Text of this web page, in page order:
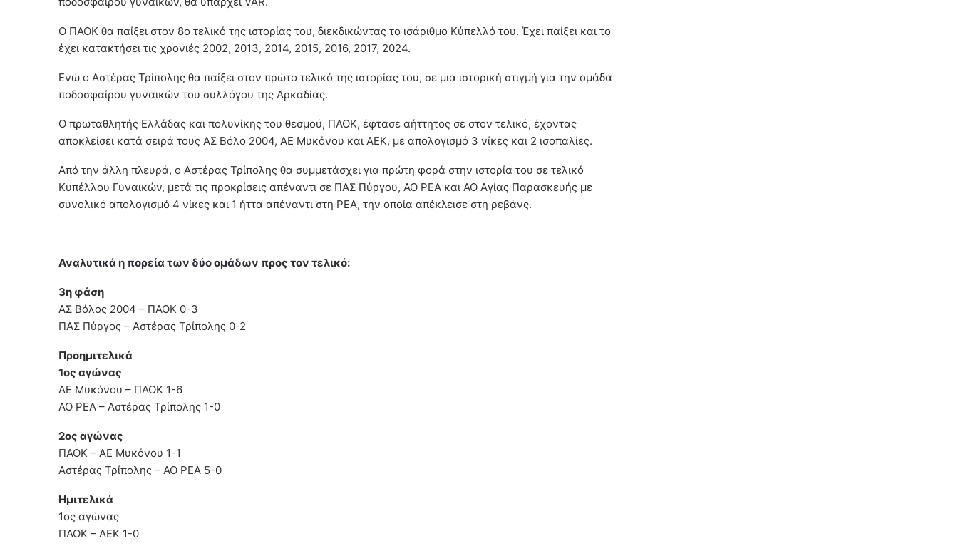
Ο ΠΑΟΚ θα παίξει στον 8ο τελικό της ιστορίας του, διεκδικώντας το ισάριθμο Κύπελλό του. Έχει παίξει και το
έχει κατακτήσει τις χρονιές 2002, 2013, 2014, 2015, 2016, 2017, 2024.
Ενώ ο Αστέρας Τρίπολης θα παίξει στον πρώτο τελικό της ιστορίας του, σε μια ιστορική στιγμή για την ομάδα
ποδοσφαίρου γυναικών του συλλόγου της Αρκαδίας.
Ο πρωταθλητής Ελλάδας και πολυνίκης του θεσμού, ΠΑΟΚ, έφτασε αήττητος σε στον τελικό, έχοντας
αποκλείσει κατά σειρά τους ΑΣ Βόλο 2004, ΑΕ Μυκόνου και ΑΕΚ, με απολογισμό 3 νίκες και 2 ισοπαλίες.
Από την άλλη πλευρά, ο Αστέρας Τρίπολης θα συμμετάσχει για πρώτη φορά στην ιστορία του σε τελικό
Κυπέλλου Γυναικών, μετά τις προκρίσεις απέναντι σε ΠΑΣ Πύργου, ΑΟ ΡΕΑ και ΑΟ Αγίας Παρασκευής με
συνολικό απολογισμό 4 νίκες και 1 ήττα απέναντι στη ΡΕΑ, την οποία απέκλεισε στη ρεβάνς.
Αναλυτικά η πορεία των δύο ομάδων προς τον τελικό:
3η φάση
ΑΣ Βόλος 2004 – ΠΑΟΚ 0-3
ΠΑΣ Πύργος – Αστέρας Τρίπολης 0-2
Προημιτελικά
1ος αγώνας
ΑΕ Μυκόνου – ΠΑΟΚ 1-6
ΑΟ ΡΕΑ – Αστέρας Τρίπολης 1-0
2ος αγώνας
ΠΑΟΚ – ΑΕ Μυκόνου 1-1
Αστέρας Τρίπολης – ΑΟ ΡΕΑ 5-0
Ημιτελικά
1ος αγώνας
ΠΑΟΚ – ΑΕΚ 1-0